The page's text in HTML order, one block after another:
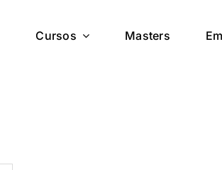
Cursos Masters